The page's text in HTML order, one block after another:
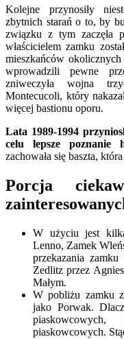
Kolejne przynosiły
zbytnich starań o to, by
związku z tym zaczęła
właścicielem zamku
mieszkańców
wprowadzili pewne
zniweczyła wojna
Montecucoli, który
więcej bastionu oporu.
Lata 1989-1994
celu lepsze poznanie
zachowała się baszta,
Porcja
W użyciu jest
Lenno, Zamek
przekazania
Zedlitz przez
Małym.
W pobliżu zamku
jako Porwak.
piaskowcowych,
piaskowcowych.